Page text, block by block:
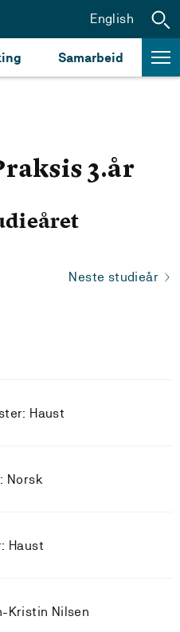
Samarbeid
English
3.år
Neste studieår
Haust
Norsk
Haust
Kristin Nilsen